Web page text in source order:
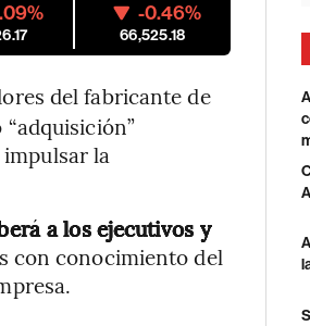
-0.46%
66,525.18
del fabricante de
la
a los ejecutivos y
con conocimiento del